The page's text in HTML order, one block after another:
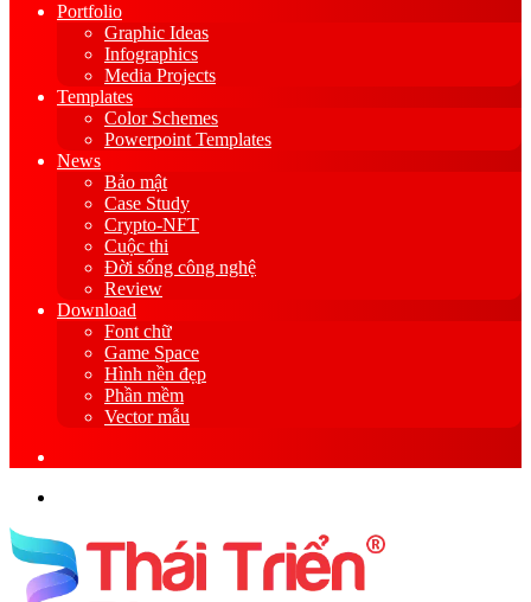
Portfolio
Graphic Ideas
Infographics
Media Projects
Templates
Color Schemes
Powerpoint Templates
News
Bảo mật
Case Study
Crypto-NFT
Cuộc thi
Đời sống công nghệ
Review
Download
Font chữ
Game Space
Hình nền đẹp
Phần mềm
Vector mẫu